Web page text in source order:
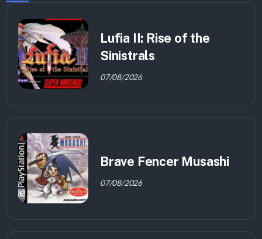
Lufia II: Rise of the
Sinistrals
07/08/2026
Brave Fencer Musashi
07/08/2026